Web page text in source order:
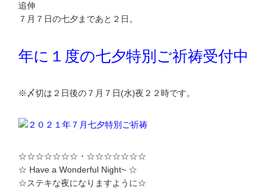
追伸
７月７日の七夕まであと２日。
年に１度の七夕特別ご祈祷受付中
※〆切は２日後の７月７日(水)夜２２時です。
☆☆☆☆☆☆☆・☆☆☆☆☆☆☆
☆ Have a Wonderful Night~ ☆
☆ステキな夜になりますように☆